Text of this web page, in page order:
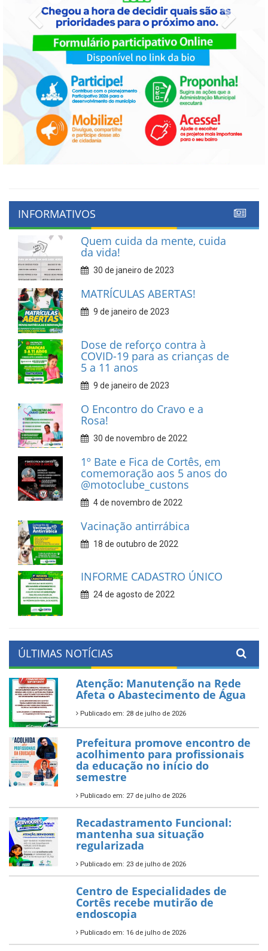
Previous
INFORMATIVOS
Quem cuida da mente, cuida
da vida!
30 de janeiro de 2023
MATRÍCULAS ABERTAS!
9 de janeiro de 2023
Dose de reforço contra à
COVID-19 para as crianças de
5 a 11 anos
9 de janeiro de 2023
O Encontro do Cravo e a
Rosa!
30 de novembro de 2022
1º Bate e Fica de Cortês, em
comemoração aos 5 anos do
@motoclube_custons
4 de novembro de 2022
Vacinação antirrábica
18 de outubro de 2022
INFORME CADASTRO ÚNICO
24 de agosto de 2022
ÚLTIMAS NOTÍCIAS
Atenção: Manutenção na Rede
Afeta o Abastecimento de Água
Publicado em: 28 de julho de 2026
Prefeitura promove encontro de
acolhimento para profissionais
da educação no início do
semestre
Publicado em: 27 de julho de 2026
Recadastramento Funcional:
mantenha sua situação
regularizada
Publicado em: 23 de julho de 2026
Centro de Especialidades de
Cortês recebe mutirão de
endoscopia
Publicado em: 16 de julho de 2026